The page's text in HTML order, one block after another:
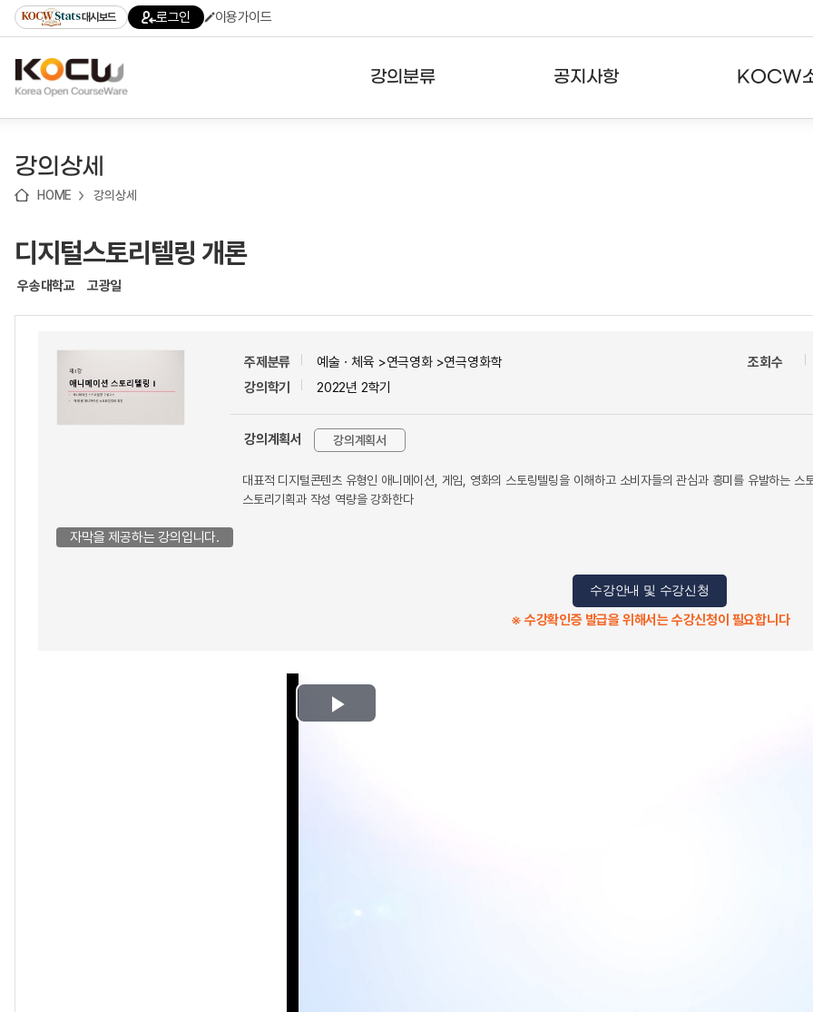
기
기
기
content)
가
대시보드 로그인 이용가이드
강의분류 공지사항 KOCW
강의상세
HOME 강의상세
디지털스토리텔링 개론
우송대학교 고광일
주제분류
예술ㆍ체육 >연극영화 >연극영화학
강의학기
2022년 2학기
조회수
강의계획서 강의계획서
대표적 디지털콘텐츠 유형인 애니메이션, 게임, 영화의 스토링텔링을 이해하고 소비자들의 관심과 흥미를 유발하는
스토리기획과 작성 역량을 강화한다
자막을 제공하는 강의입니다.
수강안내 및 수강신청
※ 수강확인증 발급을 위해서는 수강신청이 필요합니다
Play